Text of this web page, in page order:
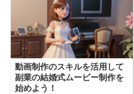
動画制作のスキルを活用して
副業の結婚式ムービー制作を
始めよう！